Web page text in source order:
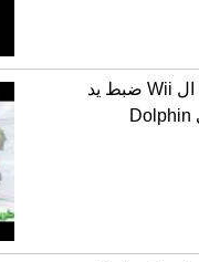
وداعا لريموت ال Wii ضبط يد